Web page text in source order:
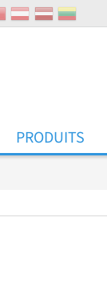
PRODUITS